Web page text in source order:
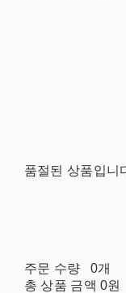
품절된 상품입니
주문 수량
0개
총 상품 금액 0원